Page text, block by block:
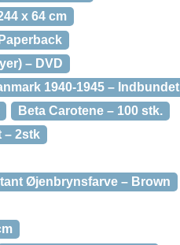
x 64 cm
– DVD
1940-1945 – Indbundet
Beta Carotene – 100 stk.
– 2stk
Øjenbrynsfarve – Brown